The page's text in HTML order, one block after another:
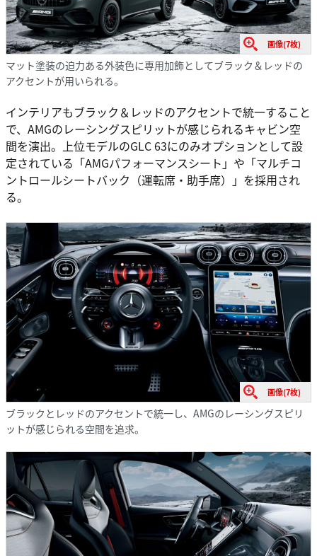
画像(7枚)
マット塗装の迫力ある外装色に専用加飾としてブラック＆レッドの
アクセントが用いられる。
インテリアもブラック＆レッドのアクセントで統一すること
で、AMGのレーシングスピリットが感じられるキャビン空
間を演出。上位モデルのGLC 63にのみオプションとして設
定されている「AMGパフォーマンスシート」や「マルチコ
ントロールシートバック（運転席・助手席）」を採用され
る。
画像(7枚)
ブラックとレッドのアクセントで統一し、AMGのレーシングスピリ
ットが感じられる空間を追求。